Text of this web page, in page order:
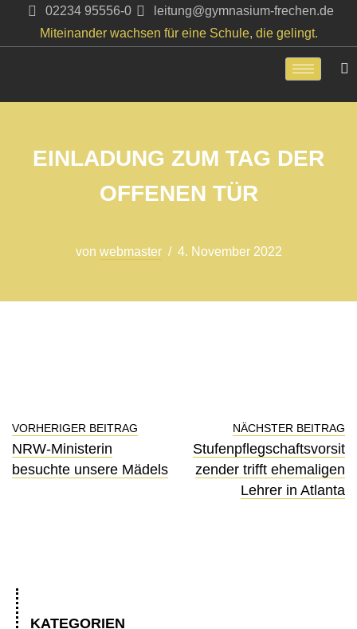
Zum
02234 95556-0
leitung@gymnasium-frechen.de
Miteinander wachsen für eine Schule, die gelingt.
EINLADUNG ZUM TAG DER
OFFENEN TÜR
von webmaster 4. November 2022
VORHERIGER BEITRAG
NRW-Ministerin
besuchte unsere Mädels
NÄCHSTER BEITRAG
Stufenpflegschaftsvorsit
zender trifft ehemaligen
Lehrer in Atlanta
KATEGORIEN